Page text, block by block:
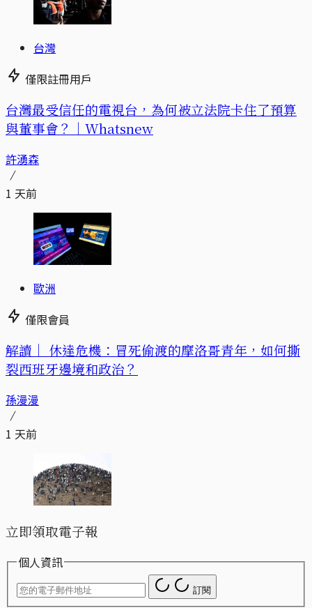
台灣
僅限註冊用戶
台灣最受信任的電視台，為何被立法院卡住了預算
與董事會？｜Whatsnew
許湧森
1 天前
歐洲
僅限會員
解讀｜ 休達危機：冒死偷渡的摩洛哥青年，如何撕
裂西班牙邊境和政治？
孫漫漫
1 天前
立即領取電子報
個人資訊
訂閱